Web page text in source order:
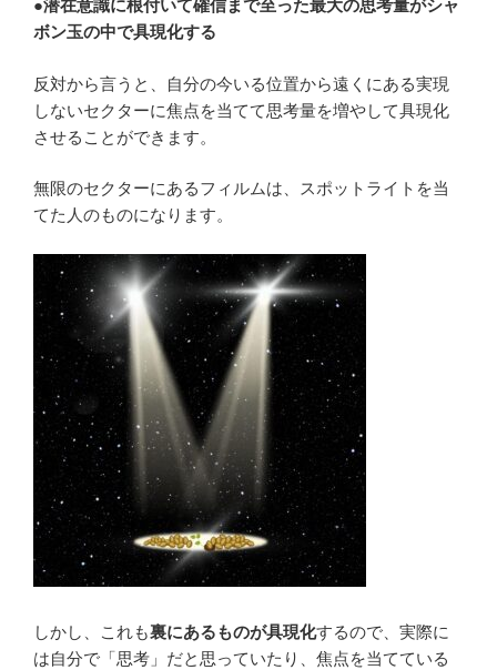
●潜在意識に根付いて確信まで至った最大の思考量がシャ
ボン玉の中で具現化する
反対から言うと、自分の今いる位置から遠くにある実現
しないセクターに焦点を当てて思考量を増やして具現化
させることができます。
無限のセクターにあるフィルムは、スポットライトを当
てた人のものになります。
しかし、これも裏にあるものが具現化するので、実際に
は自分で「思考」だと思っていたり、焦点を当てている